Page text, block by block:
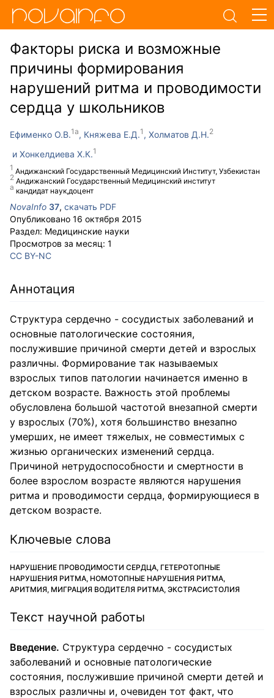
Факторы риска и возможные
причины формирования
нарушений ритма и проводимости
сердца у школьников
Ефименко О.В.
Андижанский Государственный Медицинский Институт, Узбекистан
кандидат наук,доцент
Княжева Е.Д. Холматов Д.Н.
Андижанский Государственный Медицинский институт
Хонкелдиева Х.К.
NovaInfo 37, скачать PDF
Опубликовано 16 октября 2015
Раздел: Медицинские науки
Просмотров за месяц: 1
CC BY-NC
Аннотация
Структура сердечно - сосудистых заболеваний и
основные патологические состояния,
послужившие причиной смерти детей и взрослых
различны. Формирование так называемых
взрослых типов патологии начинается именно в
детском возрасте. Важность этой проблемы
обусловлена большой частотой внезапной смерти
у взрослых (70%), хотя большинство внезапно
умерших, не имеет тяжелых, не совместимых с
жизнью органических изменений сердца.
Причиной нетрудоспособности и смертности в
более взрослом возрасте являются нарушения
ритма и проводимости сердца, формирующиеся в
детском возрасте.
Ключевые слова
НАРУШЕНИЕ ПРОВОДИМОСТИ СЕРДЦА, ГЕТЕРОТОПНЫЕ
НАРУШЕНИЯ РИТМА, НОМОТОПНЫЕ НАРУШЕНИЯ РИТМА,
АРИТМИЯ, МИГРАЦИЯ ВОДИТЕЛЯ РИТМА, ЭКСТРАСИСТОЛИЯ
Текст научной работы
Введение. Структура сердечно - сосудистых
заболеваний и основные патологические
состояния, послужившие причиной смерти детей и
взрослых различны и, очевиден тот факт, что